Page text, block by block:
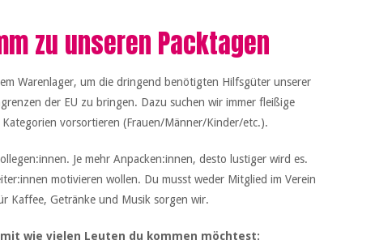
zu unseren Packtagen
Warenlager, um die dringend benötigten Hilfsgüter unserer
der EU zu bringen. Dazu suchen wir immer fleißige
vorsortieren (Frauen/Männer/Kinder/etc.).
Je mehr Anpacken:innen, desto lustiger wird es.
motivieren wollen. Du musst weder Mitglied im Verein
Kaffee, Getränke und Musik sorgen wir.
wie vielen Leuten du kommen möchtest: